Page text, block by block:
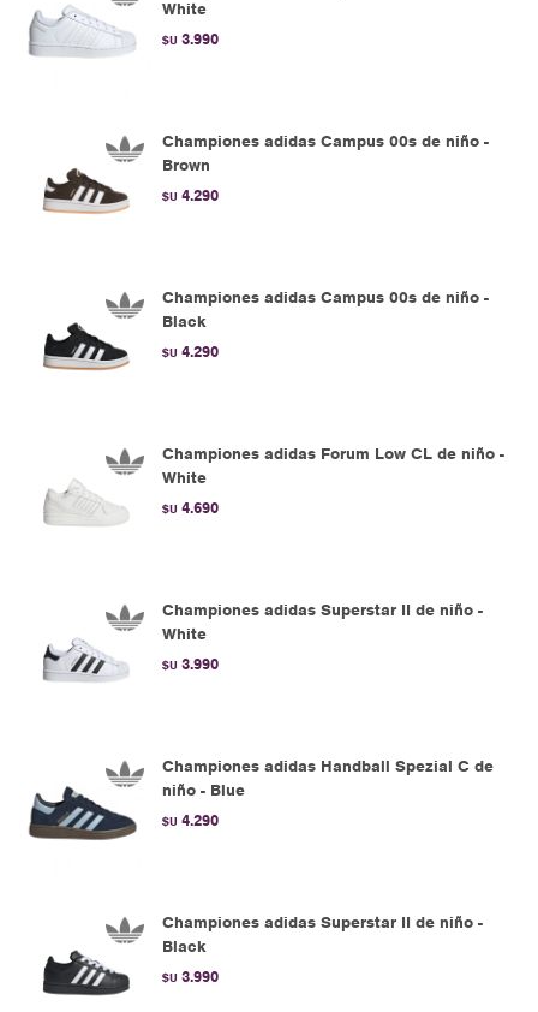
White
$U 3.990
Championes adidas Campus 00s de niño -
Brown
$U 4.290
Championes adidas Campus 00s de niño -
Black
$U 4.290
Championes adidas Forum Low CL de niño -
White
$U 4.690
Championes adidas Superstar II de niño -
White
$U 3.990
Championes adidas Handball Spezial C de
niño - Blue
$U 4.290
Championes adidas Superstar II de niño -
Black
$U 3.990